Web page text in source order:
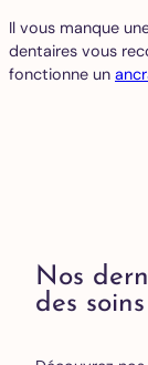
Il vous manque
dentaires vous
fonctionne un
Nos
des